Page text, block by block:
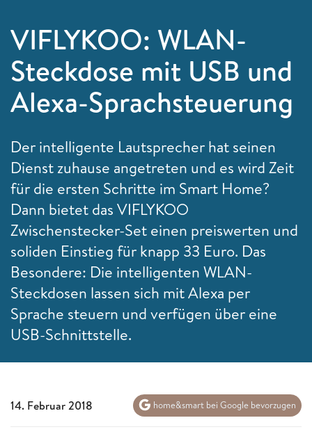
VIFLYKOO: WLAN-
Steckdose mit USB und
Alexa-Sprachsteuerung
Der intelligente Lautsprecher hat seinen
Dienst zuhause angetreten und es wird Zeit
für die ersten Schritte im Smart Home?
Dann bietet das VIFLYKOO
Zwischenstecker-Set einen preiswerten und
soliden Einstieg für knapp 33 Euro. Das
Besondere: Die intelligenten WLAN-
Steckdosen lassen sich mit Alexa per
Sprache steuern und verfügen über eine
USB-Schnittstelle.
14. Februar 2018 home&smart bei Google bevorzugen